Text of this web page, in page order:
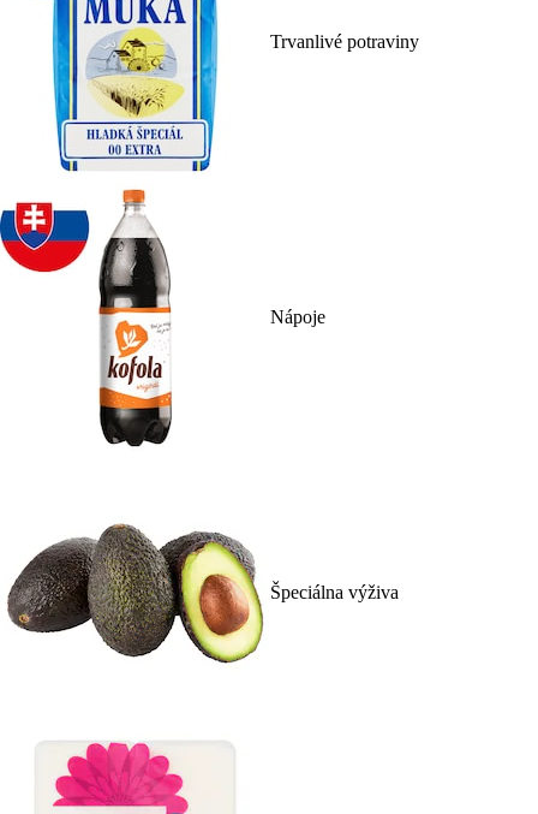
Trvanlivé potraviny
Nápoje
Špeciálna výživa